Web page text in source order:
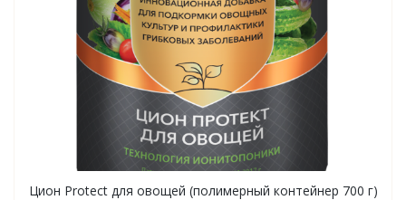
Цион Protect для овощей (полимерный контейнер 700 г)